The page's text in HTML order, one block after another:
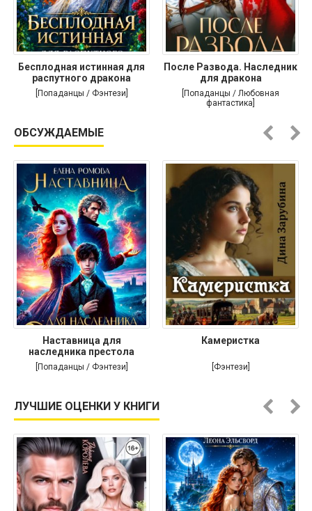
Бесплодная истинная для
распутного дракона
[Попаданцы / Фэнтези]
После Развода. Наследник
для дракона
[Попаданцы / Любовная
фантастика]
ОБСУЖДАЕМЫЕ
Наставница для
наследника престола
[Попаданцы / Фэнтези]
Камеристка
[Фэнтези]
ЛУЧШИЕ ОЦЕНКИ У КНИГИ